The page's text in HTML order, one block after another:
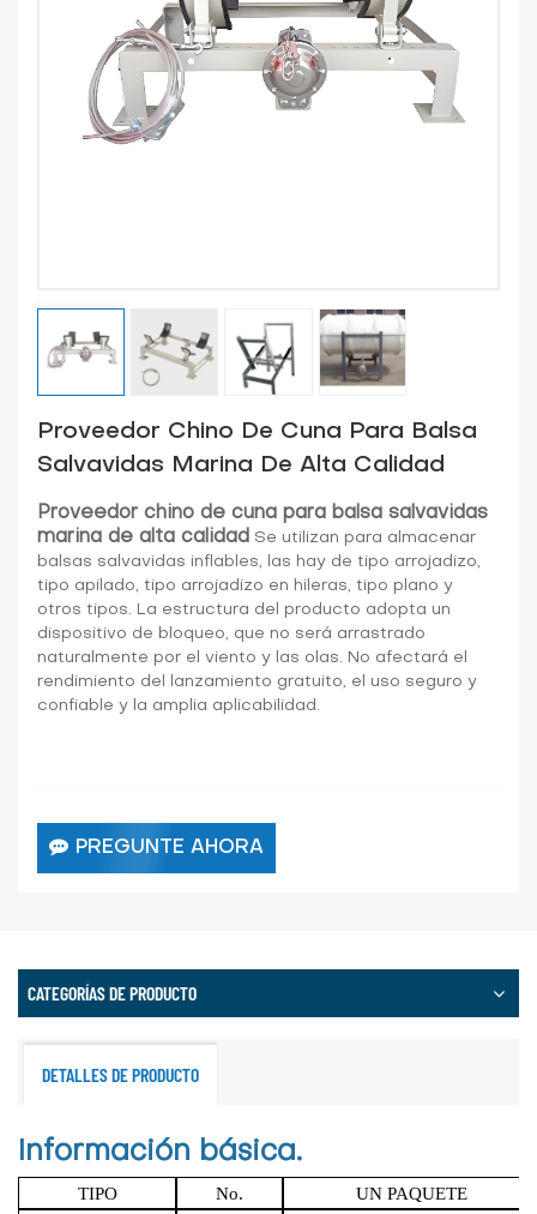
Proveedor Chino De Cuna Para Balsa
Salvavidas Marina De Alta Calidad
Proveedor chino de cuna para balsa salvavidas
marina de alta calidad Se utilizan para almacenar
balsas salvavidas inflables, las hay de tipo arrojadizo,
tipo apilado, tipo arrojadizo en hileras, tipo plano y
otros tipos. La estructura del producto adopta un
dispositivo de bloqueo, que no será arrastrado
naturalmente por el viento y las olas. No afectará el
rendimiento del lanzamiento gratuito, el uso seguro y
confiable y la amplia aplicabilidad.
PREGUNTE AHORA
CATEGORÍAS DE PRODUCTO
DETALLES DE PRODUCTO
Información básica.
TIPO No. UN PAQUETE